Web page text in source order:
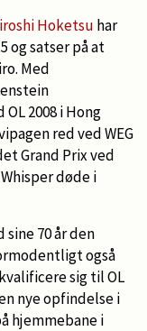
Hoketsu har
og satser på at
Med
2008 i Hong
red ved WEG
Grand Prix ved
døde i
sine 70 år den
også
sig til OL
nye opfindelse i
hjemmebane i